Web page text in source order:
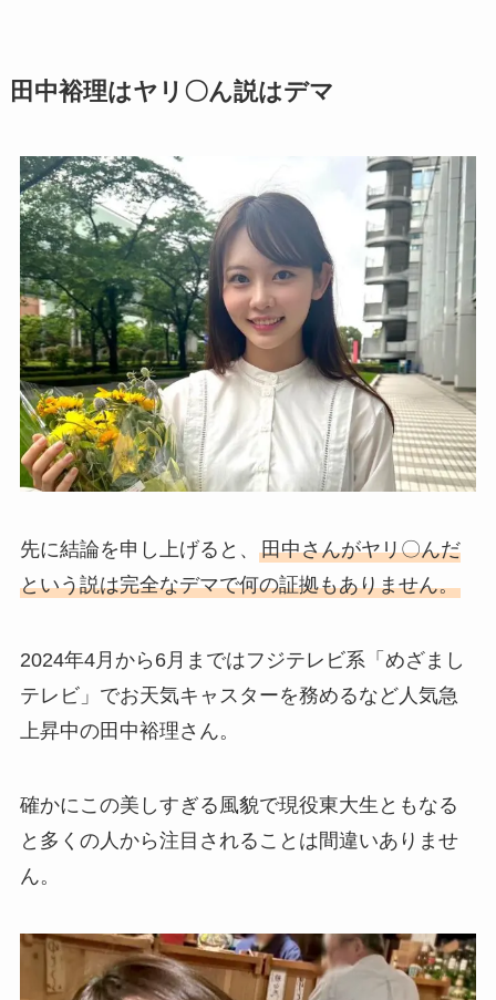
田中裕理はヤリ〇ん説はデマ
先に結論を申し上げると、 田中さんがヤリ〇んだ
という説は完全なデマで何の証拠もありません。
2024年4月から6月まではフジテレビ系「めざまし
テレビ」でお天気キャスターを務めるなど人気急
上昇中の田中裕理さん。
確かにこの美しすぎる風貌で現役東大生ともなる
と多くの人から注目されることは間違いありませ
ん。